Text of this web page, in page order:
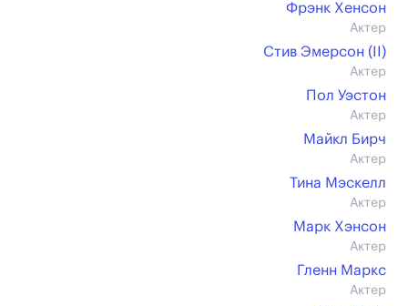
Фрэнк Хенсон
Актер
Стив Эмерсон (II)
Актер
Пол Уэстон
Актер
Майкл Бирч
Актер
Тина Мэскелл
Актер
Марк Хэнсон
Актер
Гленн Маркс
Актер